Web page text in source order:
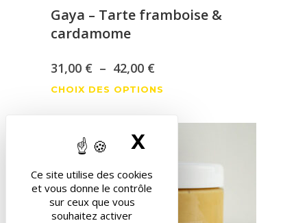
Ce site utilise des cookies
et vous donne le contrôle
sur ceux que vous
souhaitez activer
X
Gaya – Tarte framboise &
cardamome
31,00 € – 42,00 €Plage
de
42,00 €
CHOIX DES OPTIONS
a
options
peuvent